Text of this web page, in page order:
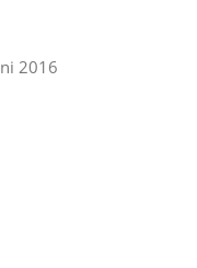
2016